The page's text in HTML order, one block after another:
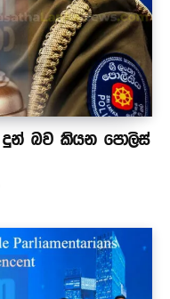
දුන් බව කියන පොලිස්